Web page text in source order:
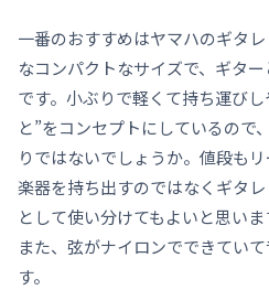
一番のおすすめはヤマハのギタ
なコンパクトなサイズで、ギタ
です。小ぶりで軽くて持ち運び
と”をコンセプトにしているので
りではないでしょうか。値段も
楽器を持ち出すのではなくギタ
として使い分けてもよいと思いま
また、弦がナイロンでできてい
す。